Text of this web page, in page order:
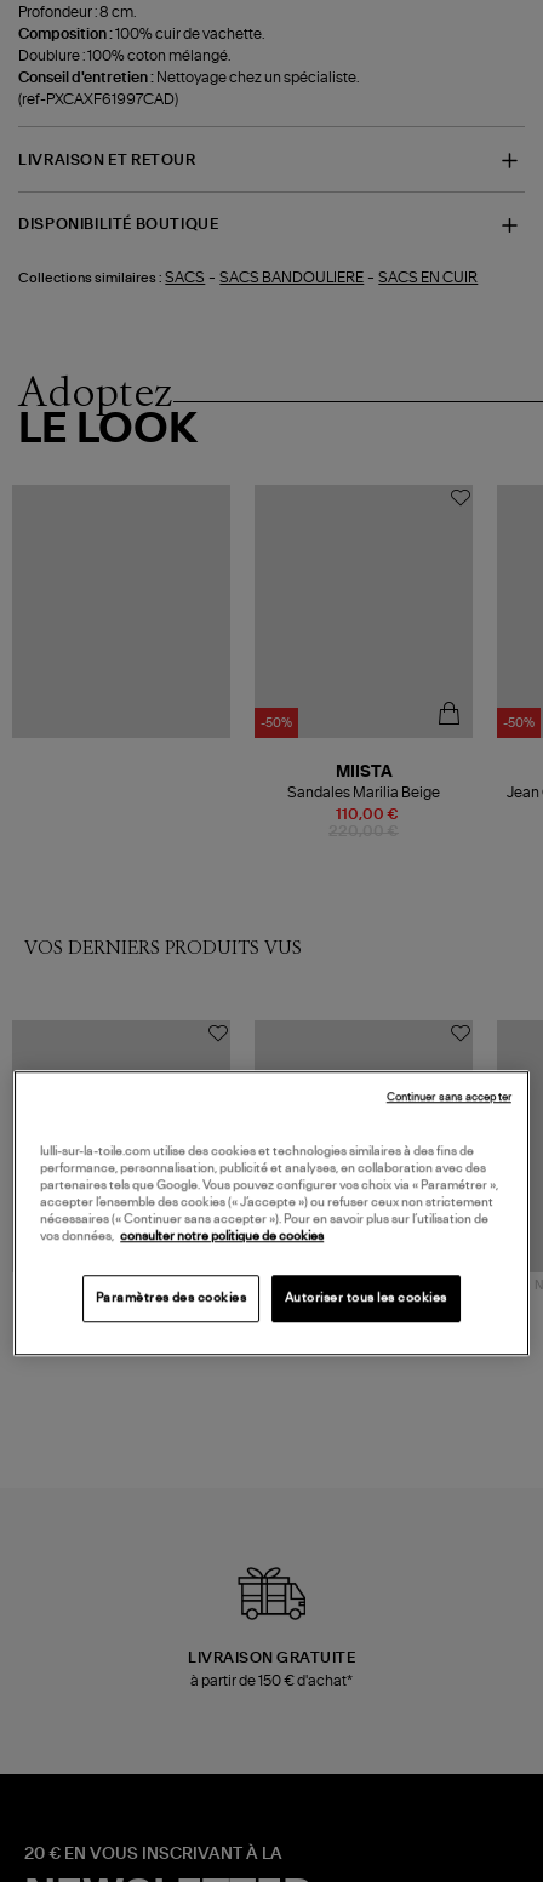
Profondeur : 8 cm.
Composition :100% cuir de vachette.
Doublure : 100% coton mélangé.
Conseil d'entretien : Nettoyage chez un spécialiste.
(ref-PXCAXF61997CAD)
LIVRAISON ET RETOUR
DISPONIBILITÉ BOUTIQUE
Collections similaires : SACS -SACS BANDOULIERE -SACS EN CUIR
Adoptez
LE LOOK
-50%
110,00 €
MIISTA
Sandales Marilia Beige
-50%
Jean
VOS DERNIERS PRODUITS VUS
JEROME DREYFUSS
Sac Bobi S Cuir Lamé
TORAL
Mocassins Killian Sport
LIVRAISON GRATUITE
à partir de 150 € d'achat*
20 € EN VOUS INSCRIVANT À LA
lulli-sur-la-toile.com utilise des cookies et technologies similaires à des fins de
performance, personnalisation, publicité et analyses, en collaboration avec des
partenaires tels que Google. Vous pouvez configurer vos choix via « Paramétrer »,
accepter l’ensemble des cookies (« J’accepte ») ou refuser ceux non strictement
nécessaires (« Continuer sans accepter »). Pour en savoir plus sur l’utilisation de
vos données, consulter notre politique de cookies
Paramètres des cookies Autoriser tous les cookies
Continuer sans accepter